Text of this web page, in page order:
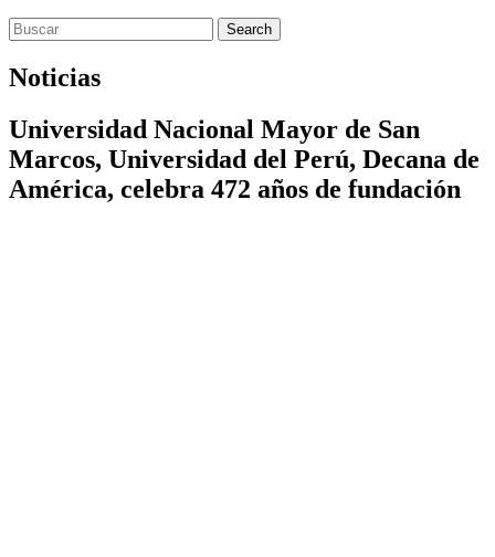
Search
Noticias
Universidad Nacional Mayor de San
Marcos, Universidad del Perú, Decana de
América, celebra 472 años de fundación